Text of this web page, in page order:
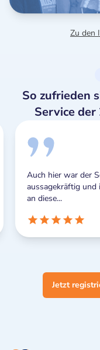
Zu den
So zufrieden
Service
der Service
und immer
Jetzt